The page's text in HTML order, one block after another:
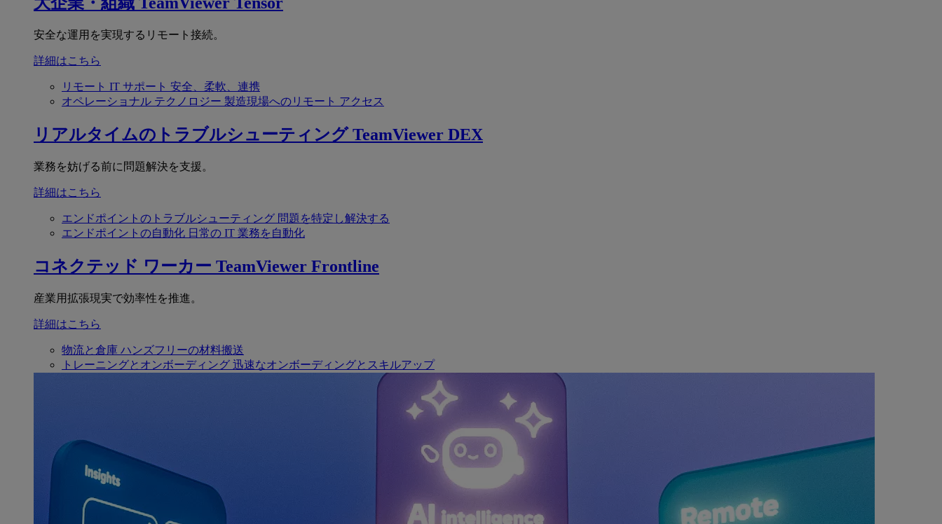
安全な運用を実現するリモート接続。
詳細はこちら
リモート IT サポート 安全、柔軟、連携
オペレーショナル テクノロジー 製造現場へのリモート アクセス
リアルタイムのトラブルシューティング TeamViewer DEX
業務を妨げる前に問題解決を支援。
詳細はこちら
エンドポイントのトラブルシューティング 問題を特定し解決する
エンドポイントの自動化 日常の IT 業務を自動化
コネクテッド ワーカー TeamViewer Frontline
産業用拡張現実で効率性を推進。
詳細はこちら
物流と倉庫 ハンズフリーの材料搬送
トレーニングとオンボーディング 迅速なオンボーディングとスキルアップ